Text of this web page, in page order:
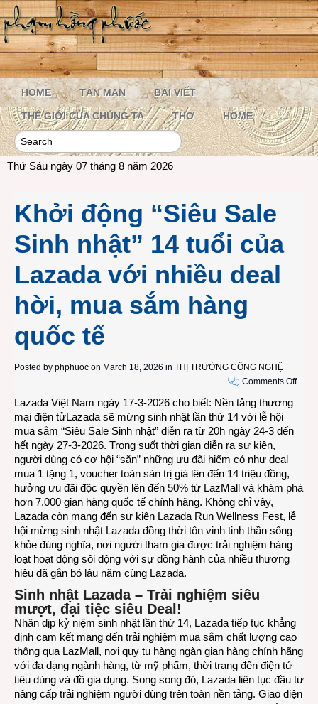
HOME TẢN MẠN BÀI VIẾT
THẾ GIỚI CỦA CHÚNG TA THƠ HOME
Thứ Sáu ngày 07 tháng 8 năm 2026
Khởi động “Siêu Sale
Sinh nhật” 14 tuổi của
Lazada với nhiều deal
hời, mua sắm hàng
quốc tế
Posted by phphuoc on March 18, 2026 in THỊ TRƯỜNG CÔNG NGHỆ
Comments Offon
tuổi
quốc
tế
Lazada Việt Nam ngày 17-3-2026 cho biết: Nền tảng thương
mại điện tửLazada sẽ mừng sinh nhật lần thứ 14 với lễ hội
mua sắm “Siêu Sale Sinh nhật” diễn ra từ 20h ngày 24-3 đến
hết ngày 27-3-2026. Trong suốt thời gian diễn ra sự kiện,
người dùng có cơ hội “săn” những ưu đãi hiếm có như deal
mua 1 tặng 1, voucher toàn sàn trị giá lên đến 14 triệu đồng,
hưởng ưu đãi độc quyền lên đến 50% từ LazMall và khám phá
hơn 7.000 gian hàng quốc tế chính hãng. Không chỉ vậy,
Lazada còn mang đến sự kiện Lazada Run Wellness Fest, lễ
hội mừng sinh nhật Lazada đồng thời tôn vinh tinh thần sống
khỏe đúng nghĩa, nơi người tham gia được trải nghiệm hàng
loạt hoạt động sôi động với sự đồng hành của nhiều thương
hiệu đã gắn bó lâu năm cùng Lazada.
Sinh nhật Lazada – Trải nghiệm siêu
mượt, đại tiệc siêu Deal!
Nhân dịp kỷ niệm sinh nhật lần thứ 14, Lazada tiếp tục khẳng
định cam kết mang đến trải nghiệm mua sắm chất lượng cao
thông qua LazMall, nơi quy tụ hàng ngàn gian hàng chính hãng
với đa dạng ngành hàng, từ mỹ phẩm, thời trang đến điện tử
tiêu dùng và đồ gia dụng. Song song đó, Lazada liên tục đầu tư
nâng cấp trải nghiệm người dùng trên toàn nền tảng. Giao diện